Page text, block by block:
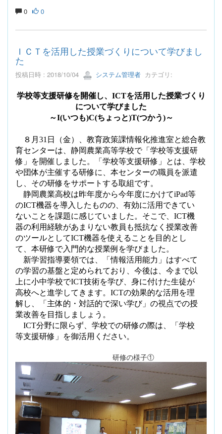
0 0
ＩＣＴを活用した授業づくりについて学びまし
た
投稿日時 : 2018/10/04 システム管理者 カテゴリ:
学校等支援研修を開催し、 ICTを活用した授業づくり
について学びました
～I(いつも)C(ちょっと)T(つかう)～
８月 31 日（金）、教育政策課情報化推進室と総合教
育センターは、静岡農業高等学校で「学校等支援研
修」を開催しました。「学校等支援研修」とは、学校
や団体が主催する研修に、本センターの職員を派遣
し、その研修をサポートする取組です。
静岡農業高校は昨年度から今年度にかけてiPad等
のICT機器を導入したものの、有効に活用できてい
ないことを課題に感じていました。そこで、 ICT機
器の利用経験があまりない教員も抵抗なく授業改善
のツールとしてICT機器を使えることを目的とし
て、本研修で入門的な授業例を学びました。
新学習指導要領では、「情報活用能力」はすべて
の学習の基盤と定められており、今後は、今まで以
上に小中学校でICT技術を学び、身に付けた生徒が
高校へと進学してきます。 ICTの効果的な活用を理
解し、「主体的・対話的で深い学び」の視点での授
業改善を目指しましょう。
ICT分野に限らず、学校での研修の際は、「学校
等支援研修」を御活用ください。
研修の様子①